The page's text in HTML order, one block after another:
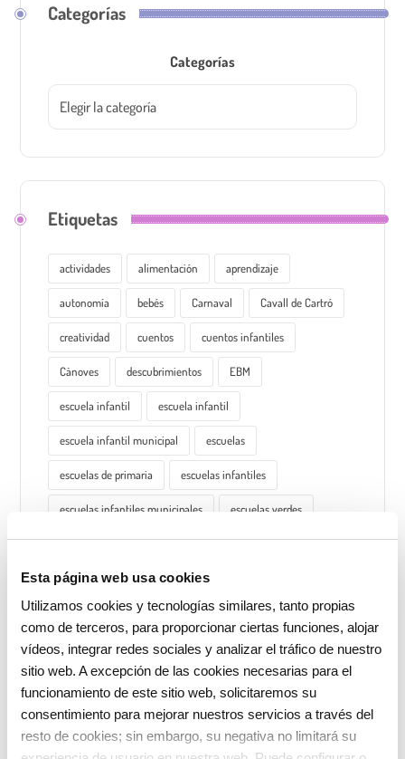
Esta página web usa cookies
Utilizamos cookies y tecnologías similares, tanto propias
como de terceros, para proporcionar ciertas funciones, alojar
vídeos, integrar redes sociales y analizar el tráfico de nuestro
sitio web. A excepción de las cookies necesarias para el
funcionamiento de este sitio web, solicitaremos su
consentimiento para mejorar nuestros servicios a través del
resto de cookies; sin embargo, su negativa no limitará su
Categorías
Categorías
Etiquetas
actividades alimentación aprendizaje
autonomía bebés Carnaval Cavall de Cartró
creatividad cuentos cuentos infantiles
Cànoves descubrimientos EBM
escuela infantil escuela infantil
escuela infantil municipal escuelas
escuelas de primaria escuelas infantiles
escuelas infantiles municipales escuelas verdes
espacio del mediodía experimentación
familiarización familias
juegos materiales materiales naturales
metodología educativa metodología vivencial
niños
proyecto educativo proyecto psicopedagógico
psicomotricidad residuo cero